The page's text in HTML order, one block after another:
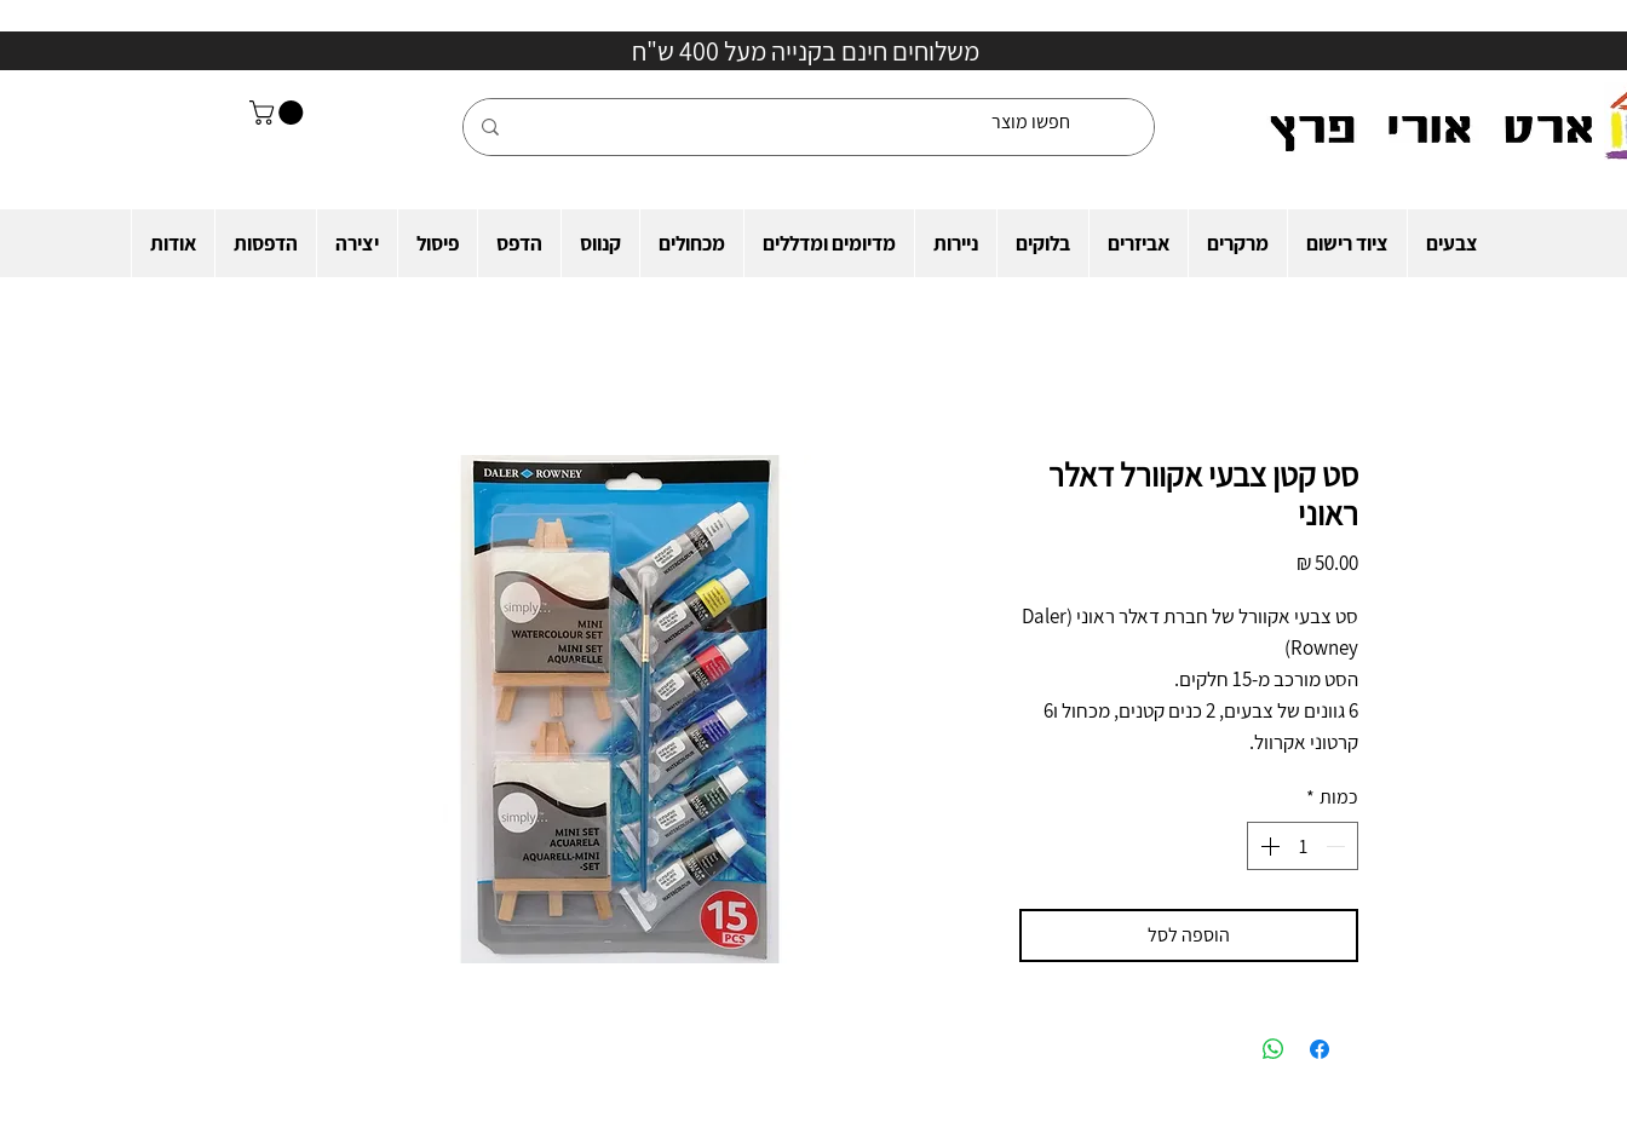
משלוחים חינם בקנייה מעל 400 ש"ח
צבעים ציוד רישום מרקרים אביזרים בלוקים ניירות מדיומים ומדללים מכחולים קנווס הדפס פיסול יצירה הדפסות אודות
סט קטן צבעי אקוורל דאלר
ראוני
סט צבעי אקוורל של חברת דאלר ראוני (Daler
Rowney)
הסט מורכב מ-15 חלקים.
6 גוונים של צבעים, 2 כנים קטנים, מכחול ו6
קרטוני אקרוול.
כמות *
הוספה לסל